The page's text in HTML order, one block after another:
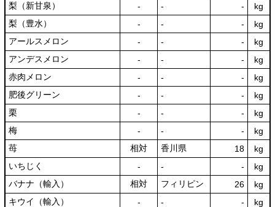
梨（新甘泉）
‐ ‐ ‐
kg
梨（豊水）
‐ ‐ ‐
kg
アールスメロン
‐ ‐ ‐
kg
アンデスメロン
‐ ‐ ‐
kg
赤肉メロン
‐ ‐ ‐
kg
肥後グリーン
‐ ‐ ‐
kg
栗
‐ ‐ ‐
kg
梅
‐ ‐ ‐
kg
苺
相対 香川県 18
kg
いちじく
‐ ‐ ‐
kg
バナナ（輸入）
相対 フィリピン 26
kg
キウイ（輸入）
‐ ‐ ‐ kg